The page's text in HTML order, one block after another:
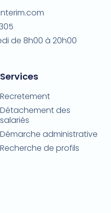
Services
Recretement
Détachement des
salariés
Démarche administrative
Recherche de profils
de 8h00 à 20h00